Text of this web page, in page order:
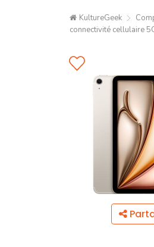
KultureGeek
connectivité cellulaire